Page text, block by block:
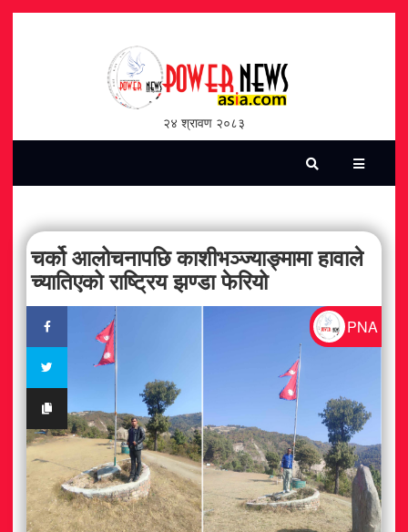
२४ श्रावण २०८३
पत्रिका
समाचार
सामाजिक
शन्ती / सुरक्षा
विचार / विमर्श
अटोमोबाइल
आर्थिक
खेलकुद
चर्को आलोचनापछि काशीभञ्ज्याङ्मामा हावाले
च्यातिएको राष्ट्रिय झण्डा फेरियो
PNA